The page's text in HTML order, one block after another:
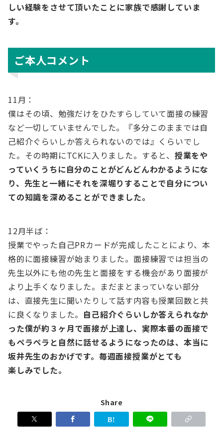
しい経験をさせて頂いたことに家族で感謝していま
す。
ご本人コメント
11月：
僕はその頃、勉強だけをひたすらしていて面接の練習
など一切していませんでした。『多分このままでは自
己紹介ぐらいしか答えられないのでは』くらいでし
た。その時期にTCKに入りました。すると、 授業をや
っていくうちに自分のことがどんどんわかるようにな
り、先生と一緒にそれを深堀りすることで自分につい
ての知識を深めることができました。
12月半ば：
授業でやった自己PRカードが完成したことにより、本
格的に面接練習が始まりました。面接練習では担当の
先生以外にも他の先生と面接をする機会があり面接が
より上手くなりました。まだまとまっていない部分
は、直接先生に聞いたりして話す内容も授業回数と共
に良くなりました。 自己紹介ぐらいしか答えられなか
った僕が約３ヶ月で面接が上達し、実際本番の面接で
もペラペラと自然に話せるようになったのは、本当に
坂井先生のおかげです。毎週面接授業がとても
楽しみでした。
Share
べ